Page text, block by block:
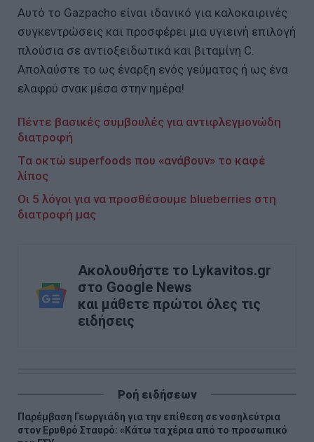
Αυτό το Gazpacho είναι ιδανικό για καλοκαιρινές
συγκεντρώσεις και προσφέρει μια υγιεινή επιλογή
πλούσια σε αντιοξειδωτικά και βιταμίνη C.
Απολαύστε το ως έναρξη ενός γεύματος ή ως ένα
ελαφρύ σνακ μέσα στην ημέρα!
Πέντε βασικές συμβουλές για αντιφλεγμονώδη
διατροφή
Τα οκτώ superfoods που «ανάβουν» το καφέ
λίπος
Οι 5 λόγοι για να προσθέσουμε blueberries στη
διατροφή μας
Ακολουθήστε το Lykavitos.gr
στο Google News
και μάθετε πρώτοι όλες τις
ειδήσεις
Ροή ειδήσεων
Παρέμβαση Γεωργιάδη για την επίθεση σε νοσηλεύτρια
στον Ερυθρό Σταυρό: «Κάτω τα χέρια από το προσωπικό